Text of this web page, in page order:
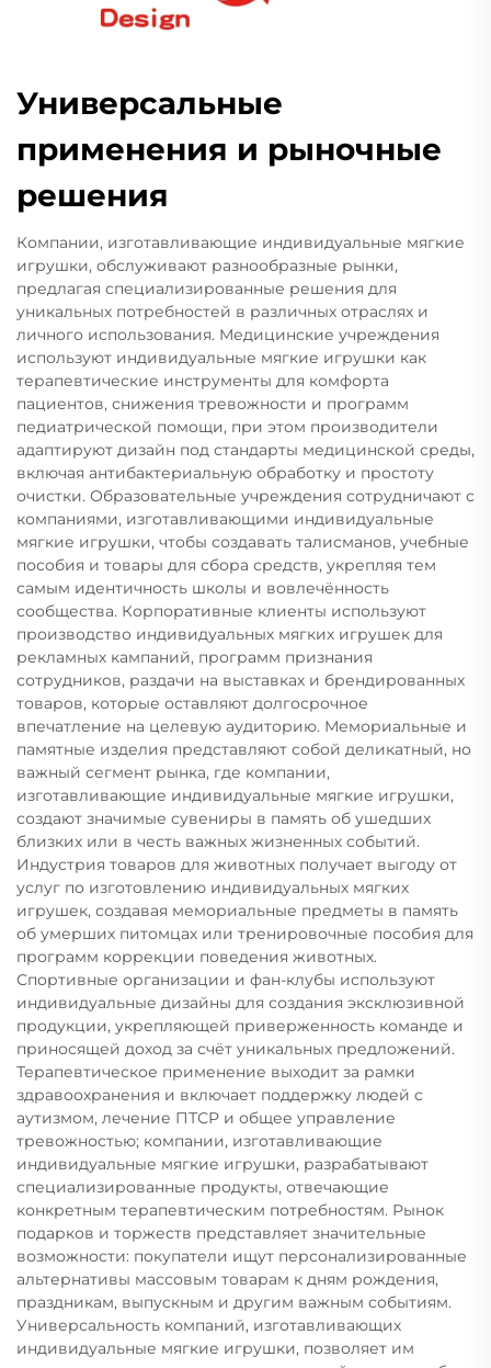
Универсальные
применения и рыночные
решения
Компании, изготавливающие индивидуальные мягкие
игрушки, обслуживают разнообразные рынки,
предлагая специализированные решения для
уникальных потребностей в различных отраслях и
личного использования. Медицинские учреждения
используют индивидуальные мягкие игрушки как
терапевтические инструменты для комфорта
пациентов, снижения тревожности и программ
педиатрической помощи, при этом производители
адаптируют дизайн под стандарты медицинской среды,
включая антибактериальную обработку и простоту
очистки. Образовательные учреждения сотрудничают с
компаниями, изготавливающими индивидуальные
мягкие игрушки, чтобы создавать талисманов, учебные
пособия и товары для сбора средств, укрепляя тем
самым идентичность школы и вовлечённость
сообщества. Корпоративные клиенты используют
производство индивидуальных мягких игрушек для
рекламных кампаний, программ признания
сотрудников, раздачи на выставках и брендированных
товаров, которые оставляют долгосрочное
впечатление на целевую аудиторию. Мемориальные и
памятные изделия представляют собой деликатный, но
важный сегмент рынка, где компании,
изготавливающие индивидуальные мягкие игрушки,
создают значимые сувениры в память об ушедших
близких или в честь важных жизненных событий.
Индустрия товаров для животных получает выгоду от
услуг по изготовлению индивидуальных мягких
игрушек, создавая мемориальные предметы в память
об умерших питомцах или тренировочные пособия для
программ коррекции поведения животных.
Спортивные организации и фан-клубы используют
индивидуальные дизайны для создания эксклюзивной
продукции, укрепляющей приверженность команде и
приносящей доход за счёт уникальных предложений.
Терапевтическое применение выходит за рамки
здравоохранения и включает поддержку людей с
аутизмом, лечение ПТСР и общее управление
тревожностью; компании, изготавливающие
индивидуальные мягкие игрушки, разрабатывают
специализированные продукты, отвечающие
конкретным терапевтическим потребностям. Рынок
подарков и торжеств представляет значительные
возможности: покупатели ищут персонализированные
альтернативы массовым товарам к дням рождения,
праздникам, выпускным и другим важным событиям.
Универсальность компаний, изготавливающих
индивидуальные мягкие игрушки, позволяет им